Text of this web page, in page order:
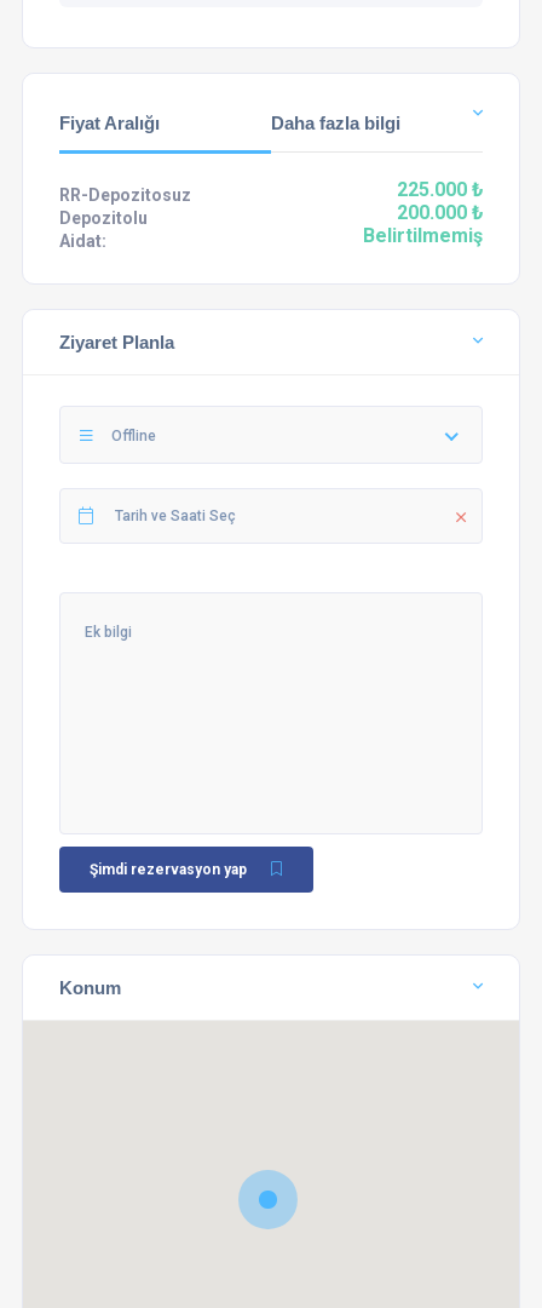
Fiyat Aralığı Daha fazla bilgi
RR-Depozitosuz 225.000 ₺
Depozitolu 200.000 ₺
Aidat: Belirtilmemiş
Ziyaret Planla
Offline
Şimdi rezervasyon yap
Konum